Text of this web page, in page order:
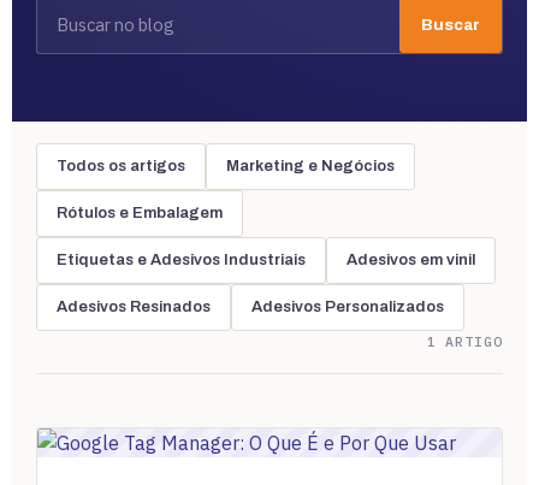
Buscar
Todos os artigos Marketing e Negócios
Rótulos e Embalagem
Etiquetas e Adesivos Industriais Adesivos em vinil
Adesivos Resinados Adesivos Personalizados
1 ARTIGO